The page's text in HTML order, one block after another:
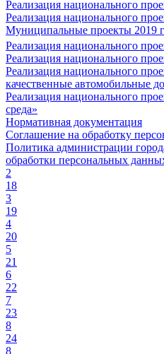
Реализация национального
Реализация национального
Муниципальные проекты 2019
Реализация национального
Реализация национального
Реализация национального
качественные автомобильные
Реализация национального
среда»
Нормативная документация
Соглашение на обработку
Политика администрации
обработки персональных
2
18
3
19
4
20
5
21
6
22
7
23
8
24
8